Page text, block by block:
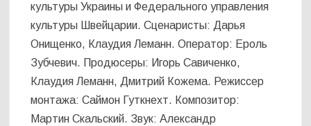
культуры Украины и Федерального управления
культуры Швейцарии. Сценаристы: Дарья
Онищенко, Клаудия Леманн. Оператор: Ероль
Зубчевич. Продюсеры: Игорь Савиченко,
Клаудия Леманн, Дмитрий Кожема. Режиссер
монтажа: Саймон Гуткнехт. Композитор:
Мартин Скальский. Звук: Александр